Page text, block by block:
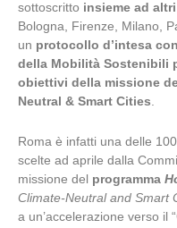
sottoscritto insieme ad
Bologna, Firenze, Milano,
un protocollo d’intesa
della Mobilità Sostenibili
obiettivi della missione
Neutral & Smart Cities.
Roma è infatti una delle
scelte ad aprile dalla
missione del programma
Climate-Neutral and Smart
a un’accelerazione verso il